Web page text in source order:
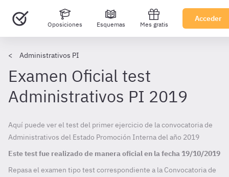
Oposiciones Esquemas Mes gratis
Acceder
Administrativos PI
Examen Oficial test
Administrativos PI 2019
Aquí puede ver el test del primer ejercicio de la convocatoria de
Administrativos del Estado Promoción Interna del año 2019
Este test fue realizado de manera oficial en la fecha 19/10/2019
Repasa el examen tipo test correspondiente a la Convocatoria de